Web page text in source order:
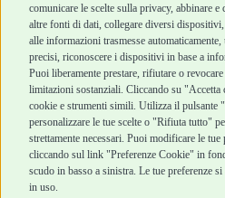
comunicare le scelte sulla privacy, abbinare
altre fonti di dati, collegare diversi
alle informazioni trasmesse
precisi, riconoscere i dispositivi in base a
Puoi liberamente prestare, rifiutare o
limitazioni sostanziali. Cliccando su "Accetta
cookie e strumenti simili. Utilizza il pulsante
personalizzare le tue scelte o "Rifiuta tutto"
strettamente necessari. Puoi modificare le
cliccando sul link "Preferenze Cookie" in
scudo in basso a sinistra. Le tue preferenze
in uso.
Chi siamo
Punti vendita
Marchi
Blog
Assistenza Robinson
Pet Shop
Offerte
Promozioni
Recensioni Feedaty